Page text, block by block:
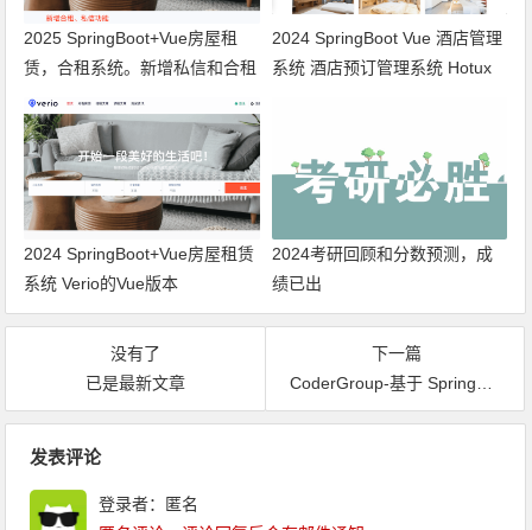
2025 SpringBoot+Vue房屋租
赁，合租系统。新增私信和合租
功能
2024 SpringBoot Vue 酒店管理
系统 酒店预订管理系统 Hotux
2024 SpringBoot+Vue房屋租赁
系统 Verio的Vue版本
2024考研回顾和分数预测，成
绩已出
没有了
已是最新文章
下一篇
CoderGroup-基于 SpringBoot 实现的开发者社区、博客、论坛
发表评论
登录者：匿名